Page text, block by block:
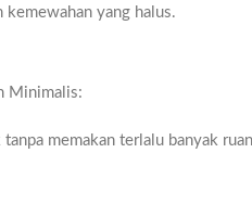
kemewahan yang halus.
Minimalis:
memakan terlalu banyak